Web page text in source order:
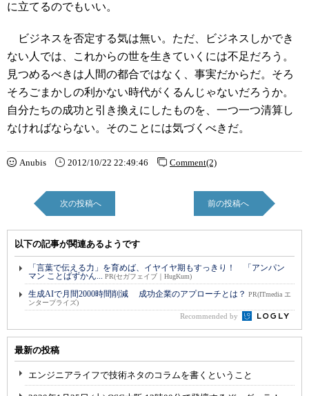
に立てるのでもいい。
ビジネスを否定する気は無い。ただ、ビジネスしかでき
ない人では、これからの世を生きていくには不足だろう。
見つめるべきは人間の都合ではなく、事実だからだ。そろ
そろごまかしの利かない時代がくるんじゃないだろうか。
自分たちの成功と引き換えにしたものを、一つ一つ清算し
なければならない。そのことには気づくべきだ。
Anubis 2012/10/22 22:49:46 Comment(2)
次の投稿へ 前の投稿へ
以下の記事が関連あるようです
「言葉で伝える力」を育めば、イヤイヤ期もすっきり！ 「アンパン
マン ことばずかん... PR(セガフェイブ｜HugKum)
生成AIで月間2000時間削減 成功企業のアプローチとは？ PR(ITmedia エ
ンタープライズ)
Recommended by
最新の投稿
エンジニアライフで技術ネタのコラムを書くということ